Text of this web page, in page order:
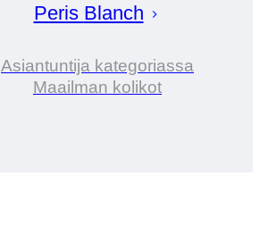
Peris Blanch
Asiantuntija kategoriassa
Maailman kolikot